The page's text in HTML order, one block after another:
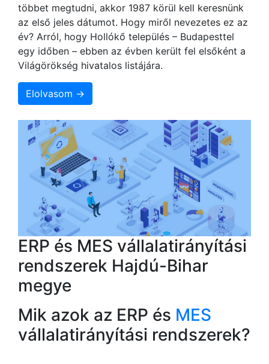
többet megtudni, akkor 1987 körül kell keresnünk
az első jeles dátumot. Hogy miről nevezetes ez az
év? Arról, hogy Hollókő település – Budapesttel
egy időben – ebben az évben került fel elsőként a
Világörökség hivatalos listájára.
Elolvasom →
ERP és MES vállalatirányítási
rendszerek Hajdú-Bihar
megye
Mik azok az ERP és MES
vállalatirányítási rendszerek?